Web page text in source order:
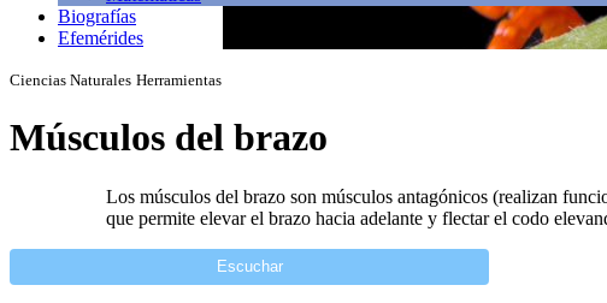
Biografías
Efemérides
Ciencias Naturales Herramientas
Músculos del brazo
Los músculos del brazo son músculos antagónicos (realizan
que permite elevar el brazo hacia adelante y flectar el codo
Escuchar